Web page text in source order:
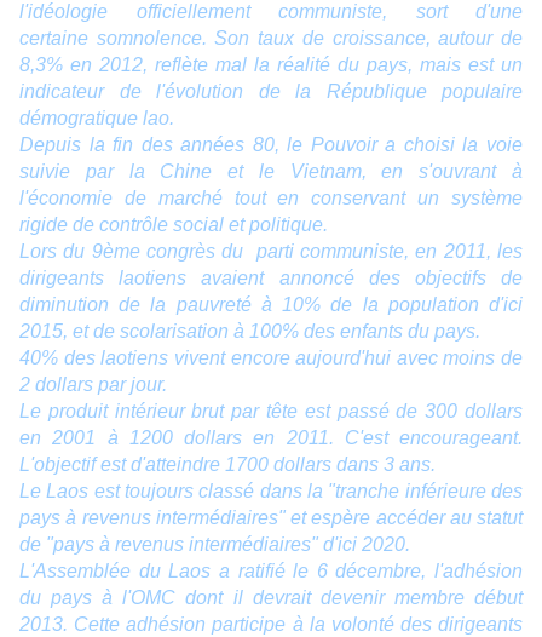
l'idéologie officiellement communiste, sort d'une
certaine somnolence. Son taux de croissance, autour de
8,3% en 2012, reflète mal la réalité du pays, mais est un
indicateur de l'évolution de la République populaire
démogratique lao.
Depuis la fin des années 80, le Pouvoir a choisi la voie
suivie par la Chine et le Vietnam, en s'ouvrant à
l'économie de marché tout en conservant un système
rigide de contrôle social et politique.
Lors du 9ème congrès du parti communiste, en 2011, les
dirigeants laotiens avaient annoncé des objectifs de
diminution de la pauvreté à 10% de la population d'ici
2015, et de scolarisation à 100% des enfants du pays.
40% des laotiens vivent encore aujourd'hui avec moins de
2 dollars par jour.
Le produit intérieur brut par tête est passé de 300 dollars
en 2001 à 1200 dollars en 2011. C'est encourageant.
L'objectif est d'atteindre 1700 dollars dans 3 ans.
Le Laos est toujours classé dans la "tranche inférieure des
pays à revenus intermédiaires" et espère accéder au statut
de "pays à revenus intermédiaires" d'ici 2020.
L'Assemblée du Laos a ratifié le 6 décembre, l'adhésion
du pays à l'OMC dont il devrait devenir membre début
2013. Cette adhésion participe à la volonté des dirigeants